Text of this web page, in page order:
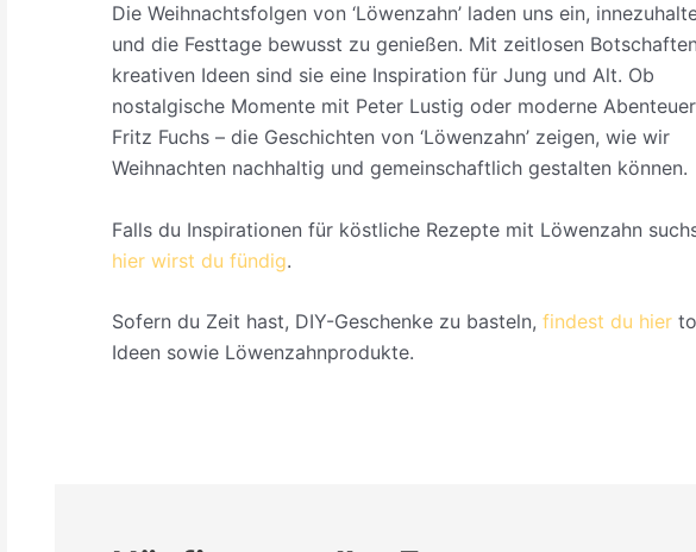
Die Weihnachtsfolgen von ‘Löwenzahn’ laden uns ein,
und die Festtage bewusst zu genießen. Mit zeitlosen
kreativen Ideen sind sie eine Inspiration für Jung und Alt. Ob
nostalgische Momente mit Peter Lustig oder moderne
Fritz Fuchs – die Geschichten von ‘Löwenzahn’ zeigen, wie wir
Weihnachten nachhaltig und gemeinschaftlich gestalten können.
Falls du Inspirationen für köstliche Rezepte mit Löwenzahn
hier wirst du fündig.
Sofern du Zeit hast, DIY-Geschenke zu basteln, findest du hier
Ideen sowie Löwenzahnprodukte.